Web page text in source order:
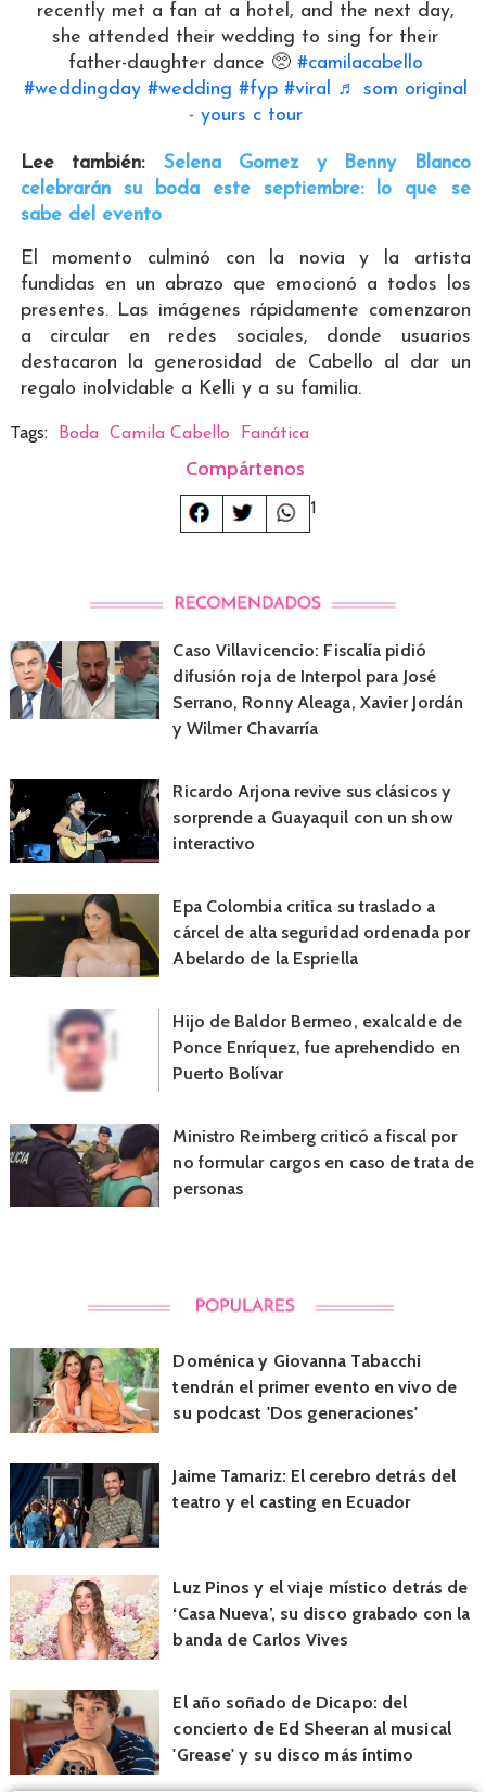
recently met a fan at a hotel, and the next day,
she attended their wedding to sing for their
father-daughter dance 🥺 #camilacabello
#weddingday #wedding #fyp #viral ♬ som original
- yours c tour
Lee también: Selena Gomez y Benny Blanco
celebrarán su boda este septiembre: lo que se
sabe del evento
El momento culminó con la novia y la artista
fundidas en un abrazo que emocionó a todos los
presentes. Las imágenes rápidamente comenzaron
a circular en redes sociales, donde usuarios
destacaron la generosidad de Cabello al dar un
regalo inolvidable a Kelli y a su familia.
Tags: Boda Camila Cabello Fanática
Compártenos
1
Caso Villavicencio: Fiscalía pidió
difusión roja de Interpol para José
Serrano, Ronny Aleaga, Xavier Jordán
y Wilmer Chavarría
Ricardo Arjona revive sus clásicos y
sorprende a Guayaquil con un show
interactivo
Epa Colombia critica su traslado a
cárcel de alta seguridad ordenada por
Abelardo de la Espriella
Hijo de Baldor Bermeo, exalcalde de
Ponce Enríquez, fue aprehendido en
Puerto Bolívar
Ministro Reimberg criticó a fiscal por
no formular cargos en caso de trata de
personas
Doménica y Giovanna Tabacchi
tendrán el primer evento en vivo de
su podcast 'Dos generaciones'
Jaime Tamariz: El cerebro detrás del
teatro y el casting en Ecuador
Luz Pinos y el viaje místico detrás de
‘Casa Nueva’, su disco grabado con la
banda de Carlos Vives
El año soñado de Dicapo: del
concierto de Ed Sheeran al musical
'Grease' y su disco más íntimo